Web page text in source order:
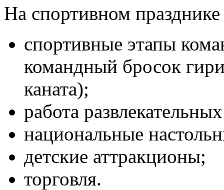
На спортивном
спортивные этапы
командный бросок
каната);
работа
национальные
детские аттракционы;
торговля.